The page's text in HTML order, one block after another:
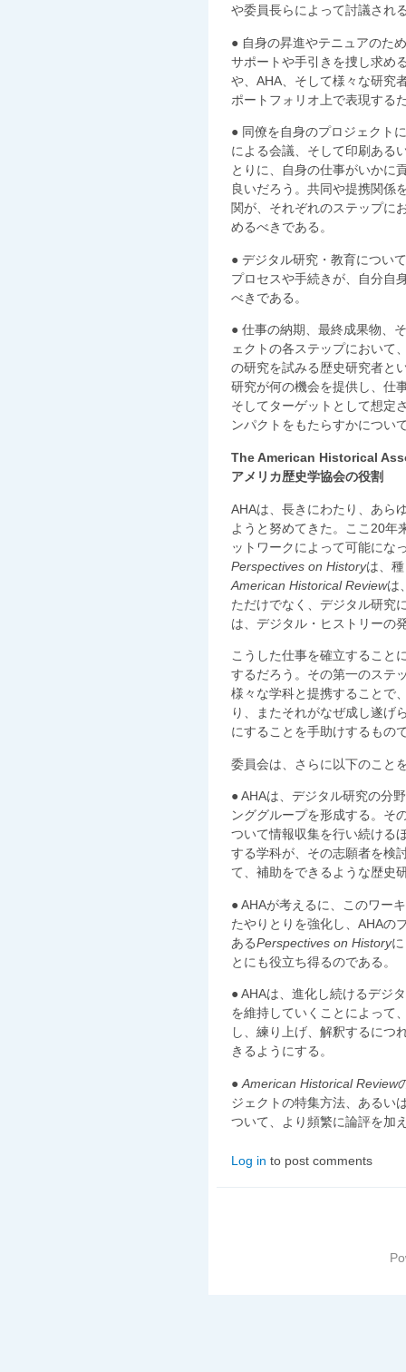
や委員長らによって討議され
● 自身の昇進やテニュアのた
サポートや手引きを捜し求め
や、AHA、そして様々な研究
ポートフォリオ上で表現する
● 同僚を自身のプロジェクト
による会議、そして印刷ある
とりに、自身の仕事がいかに
良いだろう。共同や提携関係
関が、それぞれのステップに
めるべきである。
● デジタル研究・教育につい
プロセスや手続きが、自分自
べきである。
● 仕事の納期、最終成果物、
ェクトの各ステップにおいて
の研究を試みる歴史研究者と
研究が何の機会を提供し、仕
そしてターゲットとして想定
ンパクトをもたらすかについ
The American Historical
アメリカ歴史学協会の役割
AHAは、長きにわたり、あら
ようと努めてきた。ここ20年
ットワークによって可能にな
Perspectives on Historyは、
American Historical Reviewは
ただけでなく、デジタル研究
は、デジタル・ヒストリーの
こうした仕事を確立すること
するだろう。その第一のステ
様々な学科と提携することで
り、またそれがなぜ成し遂げ
にすることを手助けするもの
委員会は、さらに以下のこと
● AHAは、デジタル研究の分
ンググループを形成する。そ
ついて情報収集を行い続ける
する学科が、その志願者を検
て、補助をできるような歴史
● AHAが考えるに、このワー
たやりとりを強化し、AHAの
あるPerspectives on History
とにも役立ち得るのである。
● AHAは、進化し続けるデジ
を維持していくことによって
し、練り上げ、解釈するにつ
きるようにする。
● American Historical Review
ジェクトの特集方法、あるい
ついて、より頻繁に論評を加
Log in to post comments